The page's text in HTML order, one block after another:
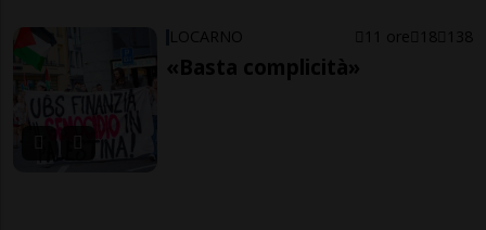
LOCARNO 11 ore 18 138
«Basta complicità»